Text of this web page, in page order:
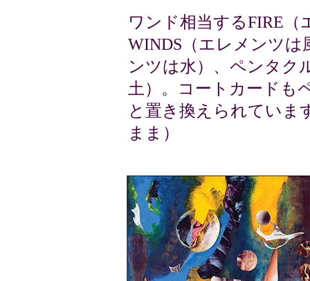
ワンド相当するFIRE
WINDS（エレメンツは
ンツは水）、ペンタク
土）。コートカードも
と置き換えられていま
まま）